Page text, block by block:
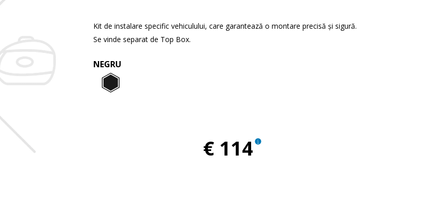
Kit de instalare specific vehiculului, care garantează o montare precisă și sigură.
Se vinde separat de Top Box.
NEGRU
€ 114